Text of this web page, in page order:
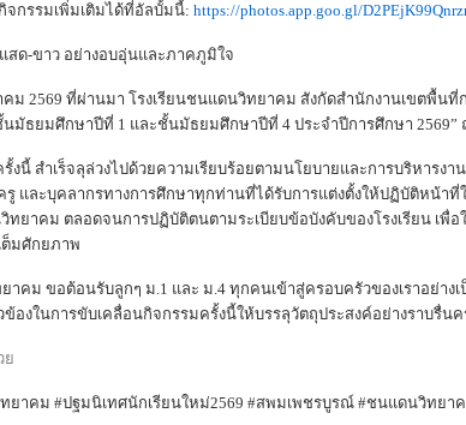
จกรรมเพิ่มเติมได้ที่อัลบั้มนี้: https://photos.app.goo.gl/
สด-ขาว อย่างอบอุ่นและภาคภูมิใจ
ม 2569 ที่ผ่านมา โรงเรียนชนแดนวิทยาคม สังกัดสำนักงานเขตพื้น
มัธยมศึกษาปีที่ 1 และชั้นมัธยมศึกษาปีที่ 4 ประจำปีการศึกษา
งนี้ สำเร็จลุล่วงไปด้วยความเรียบร้อยตามนโยบายและการบริหารง
และบุคลากรทางการศึกษาทุกท่านที่ได้รับการแต่งตั้งให้ปฏิบัติหน้าที่
ทยาคม ตลอดจนการปฏิบัติตนตามระเบียบข้อบังคับของโรงเรียน เ
ต็มศักยภาพ
าคม ขอต้อนรับลูกๆ ม.1 และ ม.4 ทุกคนเข้าสู่ครอบครัวของเราอย่า
องในการขับเคลื่อนกิจกรรมครั้งนี้ให้บรรลุวัตถุประสงค์อย่างราบรื่น
ย
ยาคม #ปฐมนิเทศนักเรียนใหม่2569 #สพมเพชรบูรณ์ #ชนแดนวิทยาค